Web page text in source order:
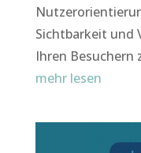
Sichtbarkeit und
Ihren Besuchern
mehr lesen